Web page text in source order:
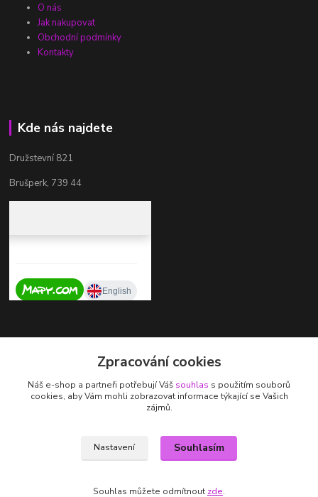
O nás
Jak nakupovat
Obchodní podmínky
Kontakty
Kde nás najdete
Družstevní 821
Brušperk, 739 44
+420 737 725 324
(Po-Pá, 9-17 hod.)
Zpracování cookies
Náš e-shop a partneři potřebují Váš souhlas s použitím souborů
cookies, aby Vám mohli zobrazovat informace týkající se Vašich
zájmů.
Nastavení Souhlasím
Souhlas můžete odmítnout zde.